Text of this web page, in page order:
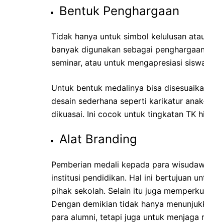
Bentuk Penghargaan
Tidak hanya untuk simbol kelulusan
banyak digunakan sebagai
seminar, atau untuk mengapresiasi
Untuk bentuk medalinya bisa
desain sederhana seperti karikatur
dikuasai. Ini cocok untuk tingkatan TK
Alat Branding
Pemberian medali kepada para
institusi pendidikan. Hal ini bertujuan
pihak sekolah. Selain itu juga
Dengan demikian tidak hanya
para alumni, tetapi juga untuk menjaga